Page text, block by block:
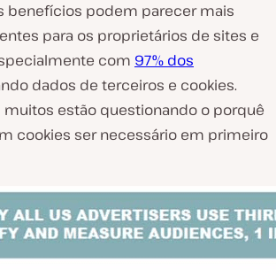
benefícios podem parecer mais
para os proprietários de sites e
com 97% dos
dados de terceiros e cookies.
muitos estão questionando o porquê
cookies ser necessário em primeiro